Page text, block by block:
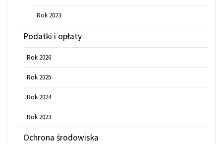
Rok 2023
Podatki i opłaty
Rok 2026
Rok 2025
Rok 2024
Rok 2023
Ochrona środowiska